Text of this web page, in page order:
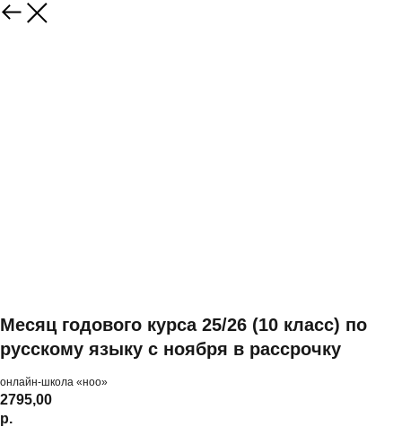
Месяц годового курса 25/26 (10 класс) по
русскому языку с ноября в рассрочку
онлайн-школа «ноо»
2795,00
р.